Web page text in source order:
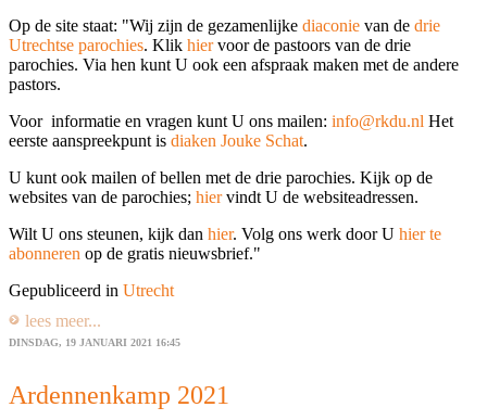
Op de site staat: "Wij zijn de gezamenlijke diaconie van de drie
Utrechtse parochies. Klik hiervoor de pastoors van de drie
parochies. Via hen kunt U ook een afspraak maken met de andere
pastors.
Voor informatie en vragen kunt U ons mailen: info@rkdu.nl Het
eerste aanspreekpunt is diaken Jouke Schat.
U kunt ook mailen of bellen met de drie parochies. Kijk op de
websites van de parochies; hiervindt U de websiteadressen.
Wilt U ons steunen, kijk dan hier. Volg ons werk door U hier te
abonneren op de gratis nieuwsbrief."
Gepubliceerd in Utrecht
lees meer...
DINSDAG, 19 JANUARI 2021 16:45
Ardennenkamp 2021